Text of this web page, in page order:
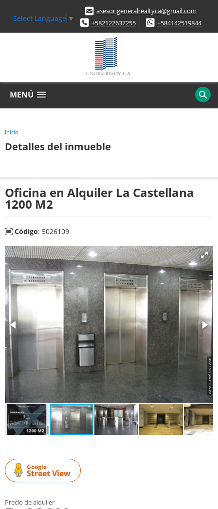
Select Language ▼
asesor.generalrealtyca@gmail.com
+582122637255
+584142519844
MENÚ
Inicio
Detalles del inmueble
Oficina en Alquiler La Castellana
1200 M2
Código: 5026109
Google
Street View
Precio de alquiler